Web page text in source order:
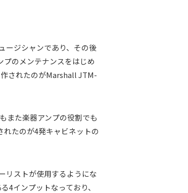
ージシャンであり、その後
のメンテナンスをはじめ
されたのがMarshall JTM-
また楽器アンプの役割でも
たのが4発キャビネットの
リストが使用するようにな
インプットなっており、